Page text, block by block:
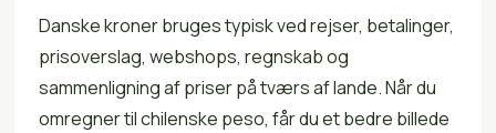
Danske kroner bruges typisk ved rejser, betalinger,
prisoverslag, webshops, regnskab og
sammenligning af priser på tværs af lande. Når du
omregner til chilenske peso, får du et bedre billede